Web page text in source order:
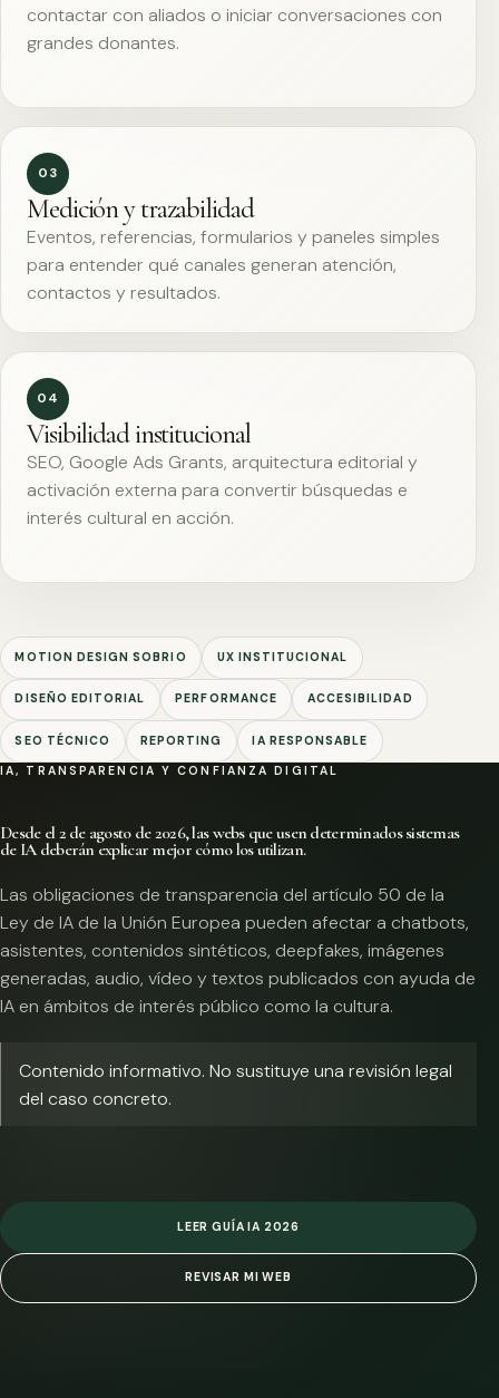
contactar con aliados o iniciar conversaciones con
grandes donantes.
03
Medición y trazabilidad
Eventos, referencias, formularios y paneles simples
para entender qué canales generan atención,
contactos y resultados.
04
Visibilidad institucional
SEO, Google Ads Grants, arquitectura editorial y
activación externa para convertir búsquedas e
interés cultural en acción.
MOTION DESIGN SOBRIO UX INSTITUCIONAL
DISEÑO EDITORIAL PERFORMANCE ACCESIBILIDAD
SEO TÉCNICO REPORTING IA RESPONSABLE
IA, TRANSPARENCIA Y CONFIANZA DIGITAL
Desde el 2 de agosto de 2026, las webs que usen determinados sistemas
de IA deberán explicar mejor cómo los utilizan.
Las obligaciones de transparencia del artículo 50 de la
Ley de IA de la Unión Europea pueden afectar a chatbots,
asistentes, contenidos sintéticos, deepfakes, imágenes
generadas, audio, vídeo y textos publicados con ayuda de
IA en ámbitos de interés público como la cultura.
Contenido informativo. No sustituye una revisión legal
del caso concreto.
LEER GUÍA IA 2026
REVISAR MI WEB